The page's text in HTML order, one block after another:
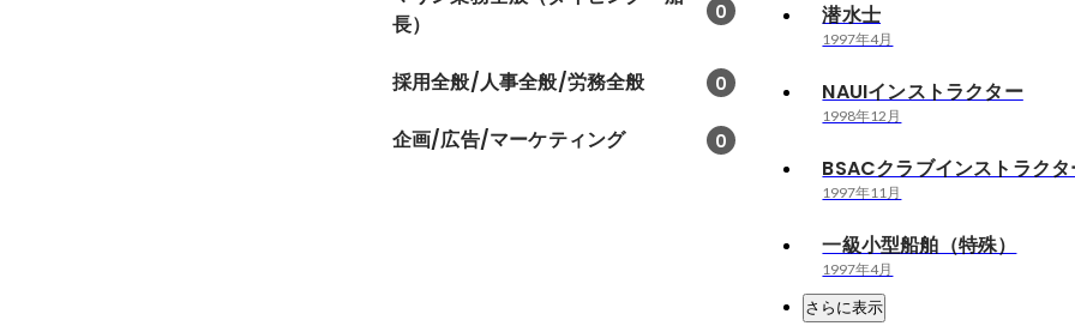
長）
0
採用全般/人事全般/労務全般 0
企画/広告/マーケティング 0
潜水士
1997年4月
NAUIインストラクター
1998年12月
BSACクラブインストラク
1997年11月
一級小型船舶（特殊）
1997年4月
さらに表示